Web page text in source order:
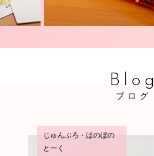
Blog
ブログ
じゅんぶろ・ほのぼの
とーく